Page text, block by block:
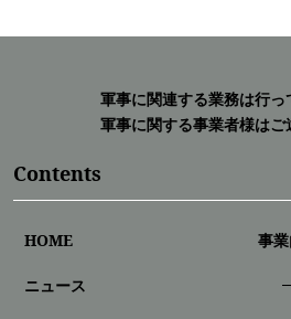
軍事に関連する業務は行っ
軍事に関する事業者様はご
Contents
HOME
ニュース
事